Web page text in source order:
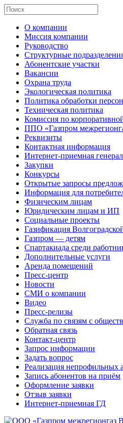
О компании
Миссия компании
Руководство
Структурные
Абонентские участки
Вакансии
Охрана труда
Экологическая политика
Политика обработки
Техническая политика
Комиссия по
ППО «Газпром
Реквизиты
Контактная информация
Интернет-приемная
Закупки
Конкурсы
Открытые запросы
Информация для
Физическим лицам
Юридическим лицам и ИП
Социальные проекты
Газификация
Газпром — детям
Спартакиада среди
Дополнительные услуги
Аренда помещений
Пресс-центр
Новости
СМИ о компании
Видео
Пресс-релизы
Служба по связям с
Обратная связь
Контакт-центр
Запрос информации
Задать вопрос
Реализация непрофильных
Запись абонентов на приём
Оформление заявки
Отзыв заявки
Интернет-приемная ГД